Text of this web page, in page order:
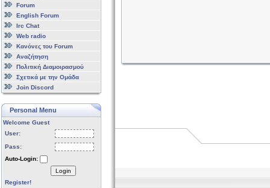
Forum
English Forum
Irc Chat
Web radio
Κανόνες του Forum
Αναζήτηση
Πολιτική Διαμοιρασμού
Σχετικά με την Ομάδα
Join Discord
Personal Menu
Welcome Guest
User:
Pass:
Auto-Login:
Login
Register!